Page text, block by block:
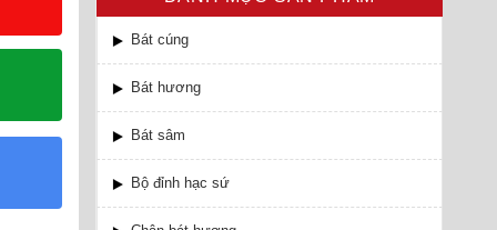
Bát cúng
Bát hương
Bát sâm
Bộ đỉnh hạc sứ